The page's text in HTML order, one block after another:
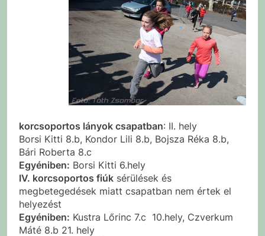
korcsoportos lányok csapatban: II. hely
Borsi Kitti 8.b, Kondor Lili 8.b, Bojsza Réka 8.b,
Bári Roberta 8.c
Egyéniben: Borsi Kitti 6.hely
IV. korcsoportos fiúk sérülések és
megbetegedések miatt csapatban nem értek el
helyezést
Egyéniben: Kustra Lőrinc 7.c 10.hely, Czverkum
Máté 8.b 21. hely